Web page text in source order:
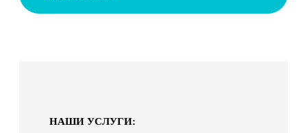
НАШИ УСЛУГИ: